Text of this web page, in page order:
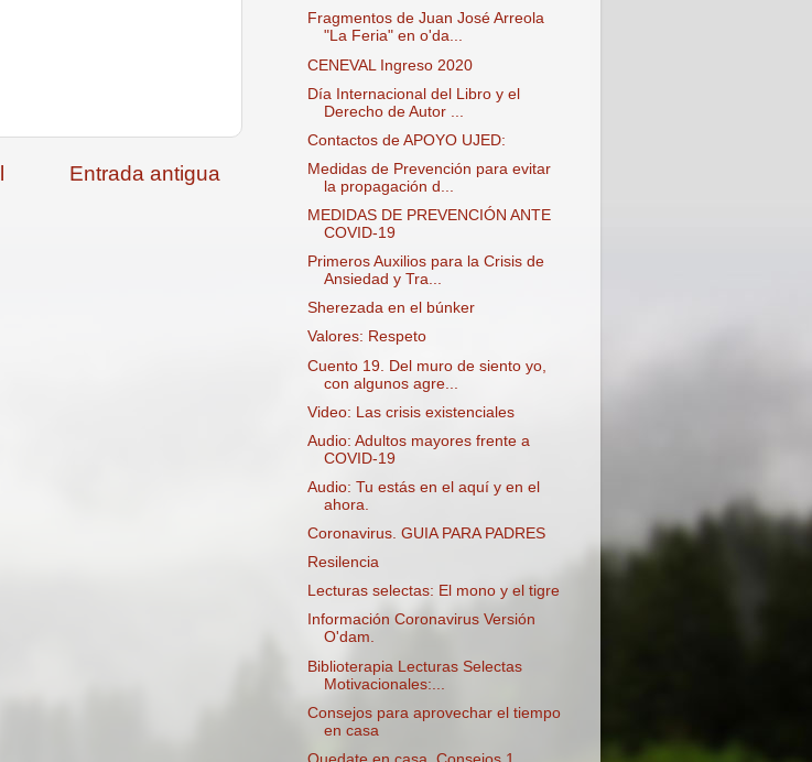
Entrada antigua
Fragmentos de Juan José Arreola
"La Feria" en o'da...
CENEVAL Ingreso 2020
Día Internacional del Libro y el
Derecho de Autor ...
Contactos de APOYO UJED:
Medidas de Prevención para evitar
la propagación d...
MEDIDAS DE PREVENCIÓN ANTE
COVID-19
Primeros Auxilios para la Crisis de
Ansiedad y Tra...
Sherezada en el búnker
Valores: Respeto
Cuento 19. Del muro de siento yo,
con algunos agre...
Video: Las crisis existenciales
Audio: Adultos mayores frente a
COVID-19
Audio: Tu estás en el aquí y en el
ahora.
Coronavirus. GUIA PARA PADRES
Resilencia
Lecturas selectas: El mono y el tigre
Información Coronavirus Versión
O'dam.
Biblioterapia Lecturas Selectas
Motivacionales:...
Consejos para aprovechar el tiempo
en casa